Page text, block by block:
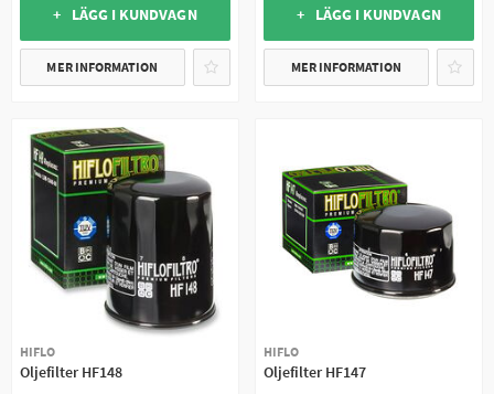
+ LÄGG I KUNDVAGN
MER INFORMATION
+ LÄGG I KUNDVAGN
MER INFORMATION
HIFLO
Oljefilter HF148
HIFLO
Oljefilter HF147